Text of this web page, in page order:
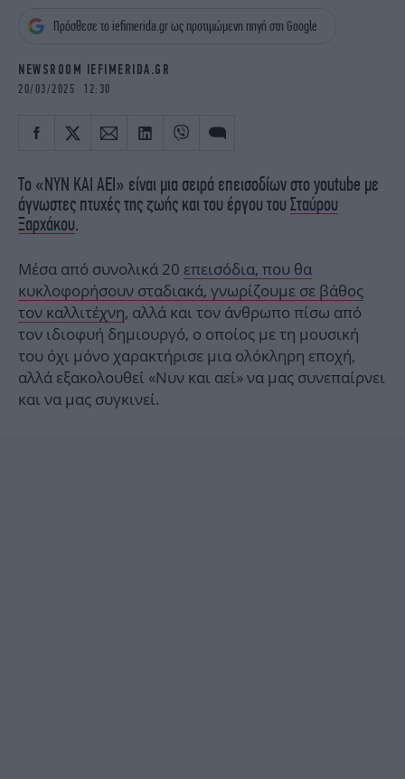
OSCARS
NEWSLETTER
Πρόσθεσε το iefimerida.gr ως προτιμώμενη πηγή στη Google
NEWSROOM IEFIMERIDA.GR
20/03/2025 12:30
Το «ΝΥΝ ΚΑΙ ΑΕΙ» είναι μια σειρά επεισοδίων στο youtube με
άγνωστες πτυχές της ζωής και του έργου του Σταύρου
Ξαρχάκου.
Μέσα από συνολικά 20 επεισόδια, που θα
κυκλοφορήσουν σταδιακά, γνωρίζουμε σε βάθος
τον καλλιτέχνη, αλλά και τον άνθρωπο πίσω από
τον ιδιοφυή δημιουργό, ο οποίος με τη μουσική
του όχι μόνο χαρακτήρισε μια ολόκληρη εποχή,
αλλά εξακολουθεί «Νυν και αεί» να μας συνεπαίρνει
και να μας συγκινεί.